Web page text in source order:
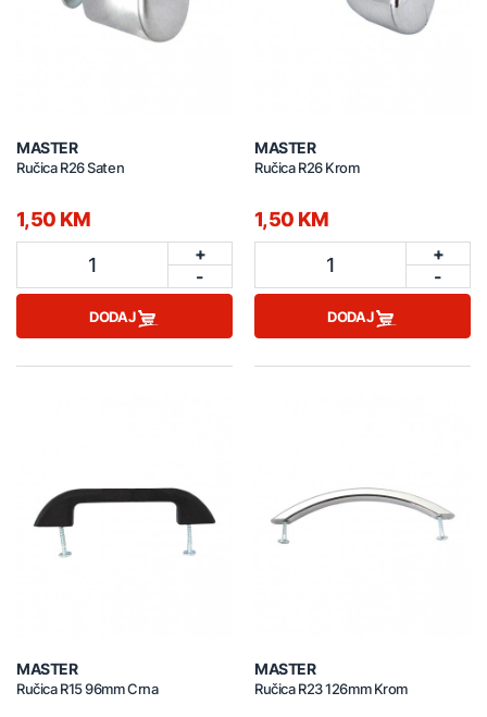
MASTER
Ručica R26 Saten
1,50 KM
1
+
-
DODAJ
MASTER
Ručica R26 Krom
1,50 KM
1
+
-
DODAJ
MASTER
Ručica R15 96mm Crna
MASTER
Ručica R23 126mm Krom